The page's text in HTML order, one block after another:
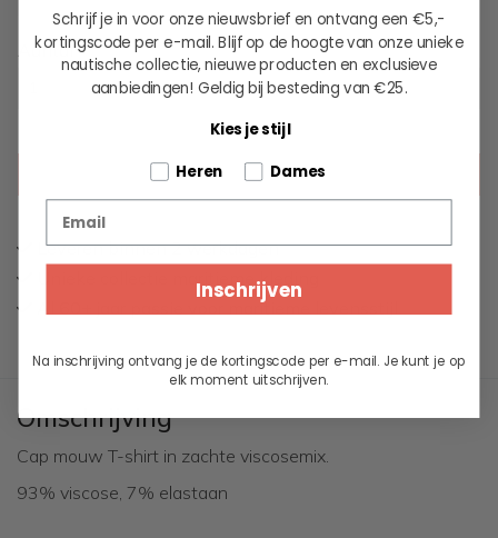
Aantal
KIES EEN OPTIE
Leveren binnen 2 werkdagen
Unieke collectie maritieme kleding
Al 60+ jaar passie voor maritieme levensstijl
Omschrijving
Cap mouw T-shirt in zachte viscosemix.
93% viscose, 7% elastaan
Schrijf je in voor onze nieuwsbrief en ontvang een €5,-
kortingscode per e-mail. Blijf op de hoogte van onze unieke
nautische collectie, nieuwe producten en exclusieve
aanbiedingen! Geldig bij besteding van €25.
Kies je stijl
Tell us about your pets
Heren Dames
Inschrijven
Na inschrijving ontvang je de kortingscode per e-mail. Je kunt je op
elk moment uitschrijven.